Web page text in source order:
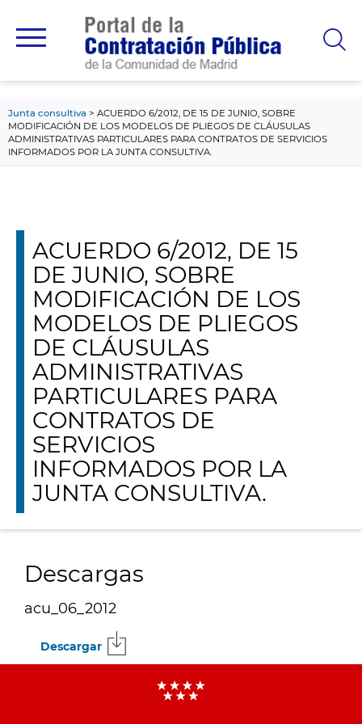
principal
Junta consultiva
ACUERDO 6/2012, DE 15 DE JUNIO, SOBRE
MODIFICACIÓN DE LOS MODELOS DE PLIEGOS DE CLÁUSULAS
ADMINISTRATIVAS PARTICULARES PARA CONTRATOS DE SERVICIOS
INFORMADOS POR LA JUNTA CONSULTIVA.
ACUERDO 6/2012, DE 15
DE JUNIO, SOBRE
MODIFICACIÓN DE LOS
MODELOS DE PLIEGOS
DE CLÁUSULAS
ADMINISTRATIVAS
PARTICULARES PARA
CONTRATOS DE
SERVICIOS
INFORMADOS POR LA
JUNTA CONSULTIVA.
Descargas
acu_06_2012
Descargar